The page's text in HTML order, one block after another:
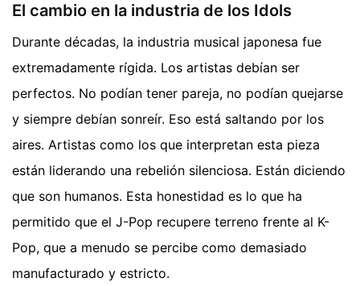
El cambio en la industria de los Idols
Durante décadas, la industria musical japonesa fue
extremadamente rígida. Los artistas debían ser
perfectos. No podían tener pareja, no podían quejarse
y siempre debían sonreír. Eso está saltando por los
aires. Artistas como los que interpretan esta pieza
están liderando una rebelión silenciosa. Están diciendo
que son humanos. Esta honestidad es lo que ha
permitido que el J-Pop recupere terreno frente al K-
Pop, que a menudo se percibe como demasiado
manufacturado y estricto.